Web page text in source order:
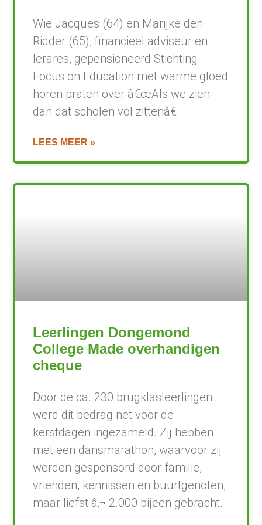
Wie Jacques (64) en Marijke den
Ridder (65), financieel adviseur en
lerares, gepensioneerd Stichting
Focus on Education met warme gloed
horen praten over â€œAls we zien
dan dat scholen vol zittenâ€
LEES MEER »
Leerlingen Dongemond
College Made overhandigen
cheque
Door de ca. 230 brugklasleerlingen
werd dit bedrag net voor de
kerstdagen ingezameld. Zij hebben
met een dansmarathon, waarvoor zij
werden gesponsord door familie,
vrienden, kennissen en buurtgenoten,
maar liefst â‚¬ 2.000 bijeen gebracht.